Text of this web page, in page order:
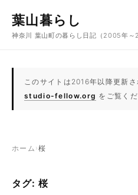
葉山暮らし
神奈川 葉山町の暮らし日記（2005年～
このサイトは2016年以降更新
studio-fellow.org をご覧くだ
ホーム ›桜
タグ: 桜